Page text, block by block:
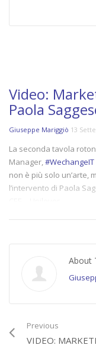
Video:
Paola
Giuseppe Mariggiò 13
La seconda tavola
Manager,#WechangeIT
non è più solo un’arte,
l’intervento di Paola
Category: Videointerviste,
About
Previous
VIDEO: